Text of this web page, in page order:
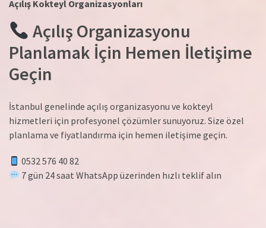
Açılış Kokteyl Organizasyonları
Açılış Organizasyonu
Planlamak İçin Hemen İletişime
Geçin
İstanbul genelinde açılış organizasyonu ve kokteyl
hizmetleri için profesyonel çözümler sunuyoruz. Size özel
planlama ve fiyatlandırma için hemen iletişime geçin.
0532 576 40 82
7 gün 24 saat WhatsApp üzerinden hızlı teklif alın